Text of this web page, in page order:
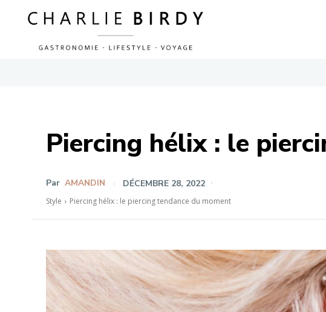
Piercing hélix : le
Par AMANDIN DÉCEMBRE 28, 2022
Style Piercing hélix : le piercing tendance du moment